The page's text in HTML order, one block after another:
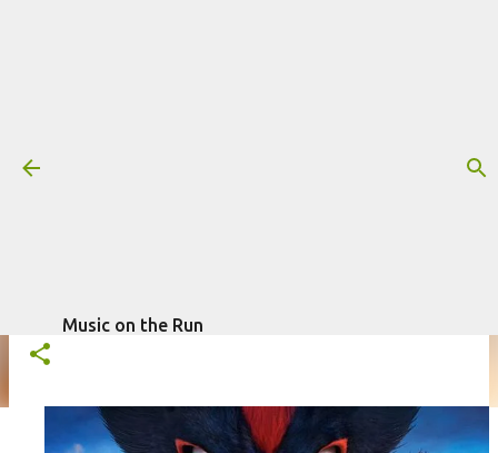
Music on the Run
Trilha sonora: Sonic 3 - O Filme, por